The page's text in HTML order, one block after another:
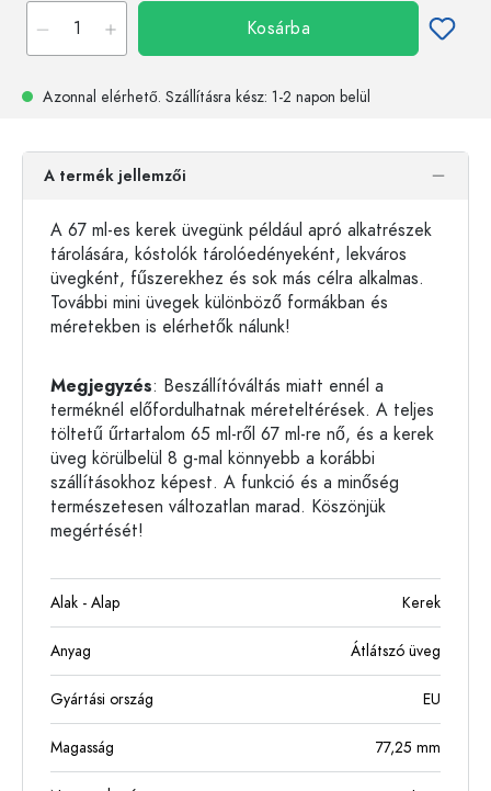
Kosárba
Azonnal elérhető. Szállításra kész: 1-2 napon belül
A termék jellemzői
A 67 ml-es kerek üvegünk például apró alkatrészek
tárolására, kóstolók tárolóedényeként, lekváros
üvegként, fűszerekhez és sok más célra alkalmas.
További mini üvegek különböző formákban és
méretekben is elérhetők nálunk!
Megjegyzés: Beszállítóváltás miatt ennél a
terméknél előfordulhatnak méreteltérések. A teljes
töltetű űrtartalom 65 ml-ről 67 ml-re nő, és a kerek
üveg körülbelül 8 g-mal könnyebb a korábbi
szállításokhoz képest. A funkció és a minőség
természetesen változatlan marad. Köszönjük
megértését!
Alak - Alap Kerek
Anyag Átlátszó üveg
Gyártási ország EU
Magasság 77,25 mm